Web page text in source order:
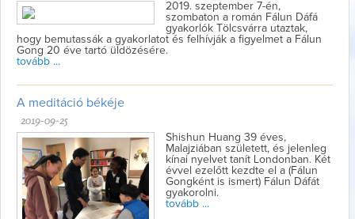
2019. szeptember 7-én,
szombaton a román Fálun Dáfá
gyakorlók Tölcsvárra utaztak,
hogy bemutassák a gyakorlatot és felhívják a figyelmet a Fálun
Gong 20 éve tartó üldözésére.
tovább ...
A meditáció békéje
2019-09-25
Shishun Huang 39 éves,
Malajziában született, és jelenleg
kínai nyelvet tanít Londonban. Két
évvel ezelőtt kezdte el a (Fálun
Gongként is ismert) Fálun Dáfát
gyakorolni.
tovább ...